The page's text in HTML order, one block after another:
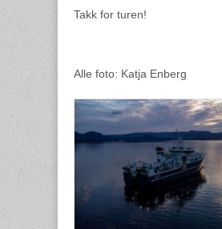
Takk for turen!
Alle foto: Katja Enberg